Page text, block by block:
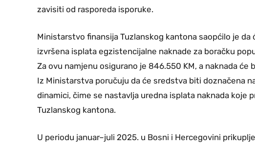
zavisiti od rasporeda isporuke.
Ministarstvo finansija Tuzlanskog kantona saopćilo je da
izvršena isplata egzistencijalne naknade za boračku
Za ovu namjenu osigurano je 846.550 KM, a naknada će
Iz Ministarstva poručuju da će sredstva biti doznačena
dinamici, čime se nastavlja uredna isplata naknada koje
Tuzlanskog kantona.
U periodu januar–juli 2025. u Bosni i Hercegovini